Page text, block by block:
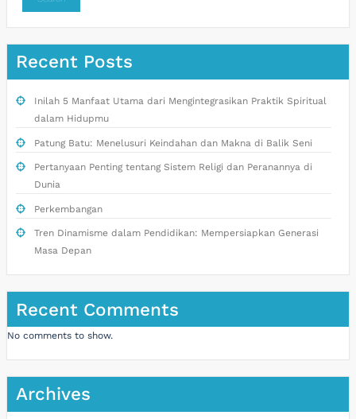
Recent Posts
Inilah 5 Manfaat Utama dari Mengintegrasikan Praktik Spiritual
dalam Hidupmu
Patung Batu: Menelusuri Keindahan dan Makna di Balik Seni
Pertanyaan Penting tentang Sistem Religi dan Peranannya di
Dunia
Perkembangan
Tren Dinamisme dalam Pendidikan: Mempersiapkan Generasi
Masa Depan
Recent Comments
No comments to show.
Archives